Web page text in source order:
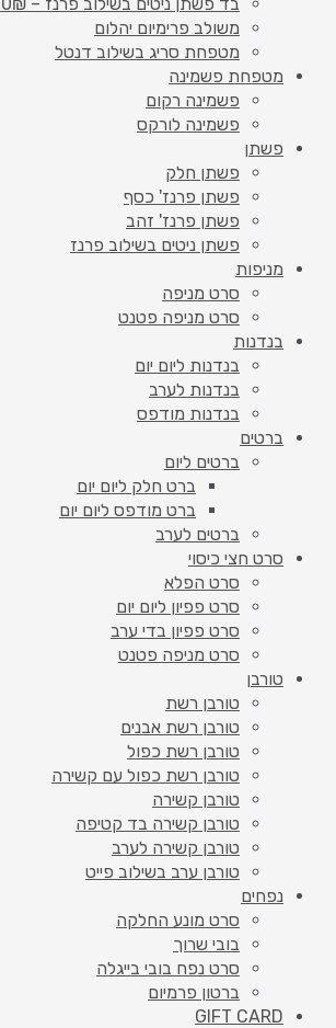
משולב פרימיום יהלום
מטפחת סריג בשילוב דנטל
מטפחת פשמינה
פשמינה רקום
פשמינה לורקס
פשתן
פשתן חלק
פשתן פרנז' כסף
פשתן פרנז' זהב
פשתן ניטים בשילוב פרנז
מניפות
סרט מניפה
סרט מניפה פטנט
בנדנות
בנדנות ליום יום
בנדנות לערב
בנדנות מודפס
ברטים
ברטים ליום
ברט חלק ליום יום
ברט מודפס ליום יום
ברטים לערב
סרט חצי כיסוי
סרט הפלא
סרט פפיון ליום יום
סרט פפיון בדי ערב
סרט מניפה פטנט
טורבן
טורבן רשת
טורבן רשת אבנים
טורבן רשת כפול
טורבן רשת כפול עם קשירה
טורבן קשירה
טורבן קשירה בד קטיפה
טורבן קשירה לערב
טורבן ערב בשילוב פייט
נפחים
סרט מונע החלקה
בובי שרוך
סרט נפח בובי בייגלה
ברטון פרמיום
GIFT CARD